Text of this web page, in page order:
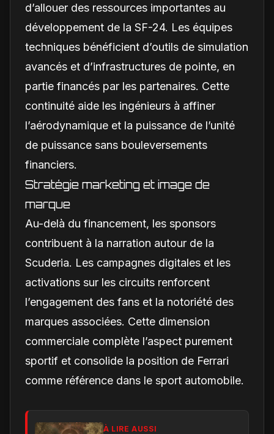
d’allouer des ressources importantes au
développement de la SF-24. Les équipes
techniques bénéficient d’outils de simulation
avancés et d’infrastructures de pointe, en
partie financés par les partenaires. Cette
continuité aide les ingénieurs à affiner
l’aérodynamique et la puissance de l’unité
de puissance sans bouleversements
financiers.
Stratégie marketing et image de
marque
Au-delà du financement, les sponsors
contribuent à la narration autour de la
Scuderia. Les campagnes digitales et les
activations sur les circuits renforcent
l’engagement des fans et la notoriété des
marques associées. Cette dimension
commerciale complète l’aspect purement
sportif et consolide la position de Ferrari
comme référence dans le sport automobile.
À LIRE AUSSI